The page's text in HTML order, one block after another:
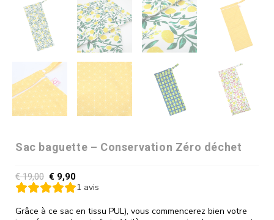
Sac baguette – Conservation Zéro déchet
€19,00 € 9,90
1 avis
Grâce à ce sac en tissu PUL), vous commencerez bien votre